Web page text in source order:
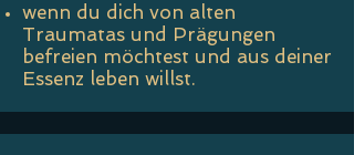
wenn du dich von alten
Traumatas und Prägungen
befreien möchtest und aus deiner
Essenz leben willst.